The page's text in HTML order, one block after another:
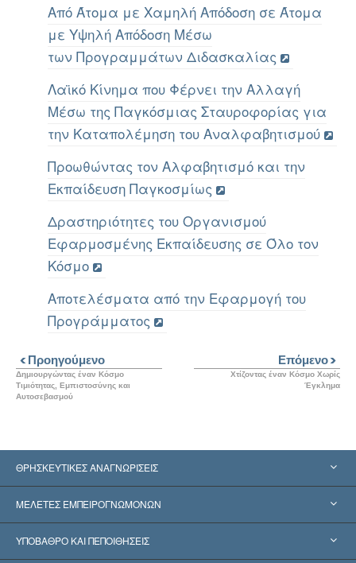
Από Άτομα με Χαμηλή Απόδοση σε Άτομα
με Υψηλή Απόδοση Μέσω
των Προγραμμάτων Διδασκαλίας
Λαϊκό Κίνημα που Φέρνει την Αλλαγή
Μέσω της Παγκόσμιας Σταυροφορίας για
την Καταπολέμηση του Αναλφαβητισμού
Προωθώντας τον Αλφαβητισμό και την
Εκπαίδευση Παγκοσμίως
Δραστηριότητες του Οργανισμού
Εφαρμοσμένης Εκπαίδευσης σε Όλο τον
Κόσμο
Αποτελέσματα από την Εφαρμογή του
Προγράμματος
Προηγούμενο
Δημιουργώντας έναν Κόσμο
Τιμιότητας, Εμπιστοσύνης και
Αυτοσεβασμού
Επόμενο
Χτίζοντας έναν Κόσμο Χωρίς
Έγκλημα
ΘΡΗΣΚΕΥΤΙΚΕΣ ΑΝΑΓΝΩΡΙΣΕΙΣ
Ηνωμένες Πολιτείες
Παγκόσμιες Αναγνωρίσεις
ΜΕΛΕΤΕΣ ΕΜΠΕΙΡΟΓΝΩΜΟΝΩΝ
Πραγματογνωμοσύ­νες ανά Κατηγορία
ΥΠΟΒΑΘΡΟ ΚΑΙ ΠΕΠΟΙΘΗΣΕΙΣ